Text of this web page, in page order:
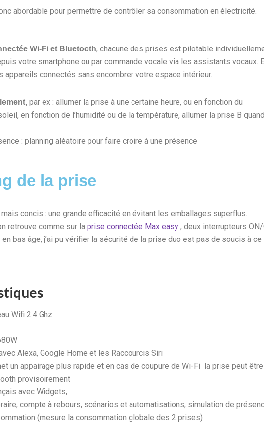
abordable pour permettre de contrôler sa consommation en électricité.
Wi-Fi et Bluetooth, chacune des prises est pilotable
votre smartphone ou par commande vocale via les assistants vocaux.
appareils connectés sans encombrer votre espace intérieur.
par ex : allumer la prise à une certaine heure, ou en fonction du
en fonction de l’humidité ou de la température, allumer la prise B
: planning aléatoire pour faire croire à une présence
de la prise
concis : une grande efficacité en évitant les emballages superflus.
retrouve comme sur la prise connectée Max easy, deux interrupteurs ON/
bas âge, j’ai pu vérifier la sécurité de la prise duo est pas de soucis à ce
Wifi 2.4 Ghz
Alexa, Google Home et les Raccourcis Siri
un appairage plus rapide et en cas de coupure de Wi-Fi la prise peut être
provisoirement
avec Widgets,
compte à rebours, scénarios et automatisations, simulation de
(mesure la consommation globale des 2 prises)